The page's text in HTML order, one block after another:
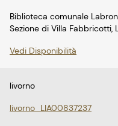
Biblioteca comunale
Sezione di Villa Fabbricotti,
Vedi Disponibilità
livorno
livorno_LIA00837237